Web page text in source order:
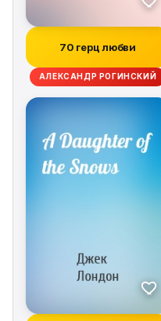
70 герц любви
АЛЕКСАНДР РОГИНСКИЙ